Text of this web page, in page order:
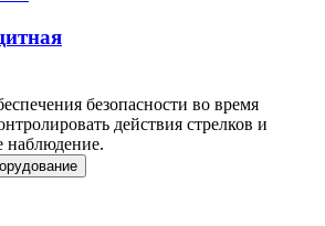
безопасности во время
действия стрелков и
наблюдение.